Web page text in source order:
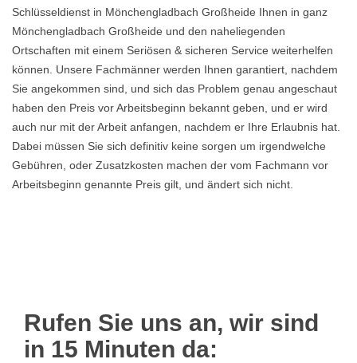
Schlüsseldienst in Mönchengladbach Großheide Ihnen in ganz
Mönchengladbach Großheide und den naheliegenden
Ortschaften mit einem Seriösen & sicheren Service weiterhelfen
können. Unsere Fachmänner werden Ihnen garantiert, nachdem
Sie angekommen sind, und sich das Problem genau angeschaut
haben den Preis vor Arbeitsbeginn bekannt geben, und er wird
auch nur mit der Arbeit anfangen, nachdem er Ihre Erlaubnis hat.
Dabei müssen Sie sich definitiv keine sorgen um irgendwelche
Gebühren, oder Zusatzkosten machen der vom Fachmann vor
Arbeitsbeginn genannte Preis gilt, und ändert sich nicht.
Rufen Sie uns an, wir sind
in 15 Minuten da: